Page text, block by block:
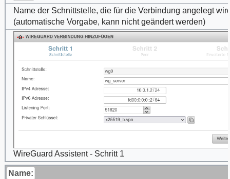
Name der Schnittstelle, die für die Verbindung angelegt
(automatische Vorgabe, kann nicht geändert werden)
WireGuard Assistent - Schritt 1
Name: